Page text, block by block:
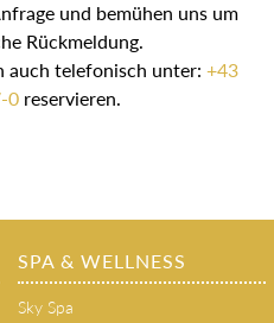
und bemühen uns um
Rückmeldung.
auch telefonisch unter:+43
0reservieren.
SPA & WELLNESS
Sky Spa